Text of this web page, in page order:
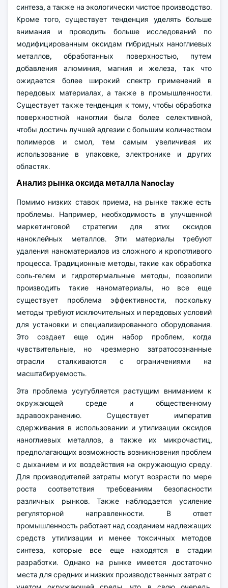
синтеза, а также на экологически чистое производство.
Кроме того, существует тенденция уделять больше
внимания и проводить больше исследований по
модифицированным оксидам гибридных наноглиевых
металлов, обработанных поверхностью, путем
добавления алюминия, магния и железа, так что
ожидается более широкий спектр применений в
передовых материалах, а также в промышленности.
Существует также тенденция к тому, чтобы обработка
поверхностной наноглии была более селективной,
чтобы достичь лучшей адгезии с большим количеством
полимеров и смол, тем самым увеличивая их
использование в упаковке, электронике и других
областях.
Анализ рынка оксида металла Nanoclay
Помимо низких ставок приема, на рынке также есть
проблемы. Например, необходимость в улучшенной
маркетинговой стратегии для этих оксидов
наноклейных металлов. Эти материалы требуют
удаления наноматериалов из сложного и кропотливого
процесса. Традиционные методы, такие как обработка
соль-гелем и гидротермальные методы, позволили
производить такие наноматериалы, но все еще
существует проблема эффективности, поскольку
методы требуют исключительных и передовых условий
для установки и специализированного оборудования.
Это создает еще один набор проблем, когда
чувствительные, но чрезмерно затратосознанные
отрасли сталкиваются с ограничениями на
масштабируемость.
Эта проблема усугубляется растущим вниманием к
окружающей среде и общественному
здравоохранению. Существует императив
сдерживания в использовании и утилизации оксидов
наноглиевых металлов, а также их микрочастиц,
предполагающих возможность возникновения проблем
с дыханием и их воздействия на окружающую среду.
Для производителей затраты могут возрасти по мере
роста соответствия требованиям безопасности
различных рынков. Также наблюдается усиление
регуляторной направленности. В ответ
промышленность работает над созданием надлежащих
средств утилизации и менее токсичных методов
синтеза, которые все еще находятся в стадии
разработки. Однако на рынке имеется достаточно
места для средних и низких производственных затрат с